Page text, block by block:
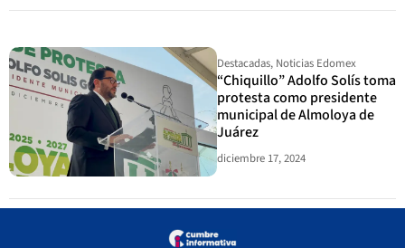
Destacadas, Noticias Edomex
“Chiquillo” Adolfo Solís toma
protesta como presidente
municipal de Almoloya de
Juárez
diciembre 17, 2024